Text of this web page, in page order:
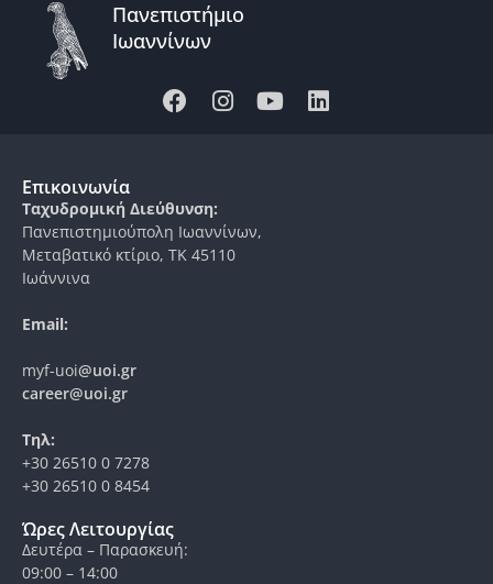
Πανεπιστήμιο
Ιωαννίνων
Επικοινωνία
Ταχυδρομική Διεύθυνση:
Πανεπιστημιούπολη Ιωαννίνων,
Μεταβατικό κτίριο, ΤΚ 45110
Ιωάννινα
Email:
myf-uoi@uoi.gr
career@uoi.gr
Τηλ:
+30 26510 0 7278
+30 26510 0 8454
Ώρες Λειτουργίας
Δευτέρα – Παρασκευή:
09:00 – 14:00